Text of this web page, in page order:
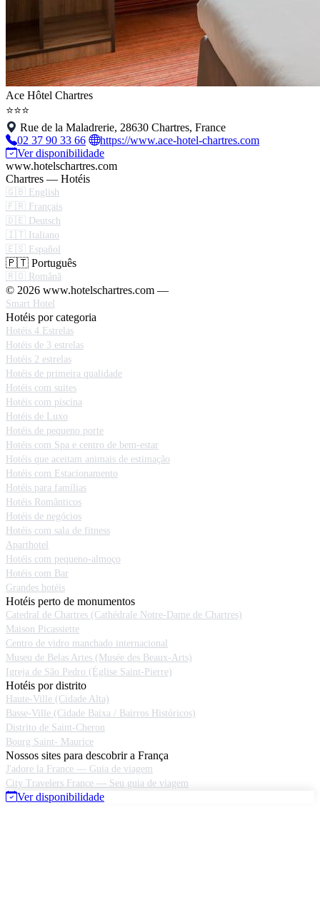
Ace Hôtel Chartres
⭐⭐⭐
Rue de la Maladrerie, 28630 Chartres, France
02 37 90 33 66
https://www.ace-hotel-chartres.com
Ver disponibilidade
www.hotelschartres.com
Chartres — Hotéis
🇬🇧 English
🇫🇷 Français
🇩🇪 Deutsch
🇮🇹 Italiano
🇪🇸 Español
🇵🇹 Português
🇷🇴 Română
© 2026 www.hotelschartres.com —
Smart Hotel
Hotéis por categoria
Hotéis 4 Estrelas
Hotéis de 3 estrelas
Hotéis 2 estrelas
Hotéis de primeira qualidade
Hotéis com suites
Hotéis com piscina
Hotéis de Luxo
Hotéis de pequeno porte
Hotéis com Spa e centro de bem-estar
Hotéis que aceitam animais de estimação
Hotéis com Estacionamento
Hotéis para famílias
Hotéis Românticos
Hotéis de negócios
Hotéis com sala de fitness
Aparthotel
Hotéis com pequeno-almoço
Hotéis com Bar
Grandes hotéis
Hotéis perto de monumentos
Catedral de Chartres (Cathédrale Notre-Dame de Chartres)
Maison Picassiette
Centro de vidro manchado internacional
Museu de Belas Artes (Musée des Beaux-Arts)
Igreja de São Pedro (Église Saint-Pierre)
Hotéis por distrito
Haute-Ville (Cidade Alta)
Basse-Ville (Cidade Baixa / Bairros Históricos)
Distrito de Saint-Cheron
Bourg Saint- Maurice
Nossos sites para descobrir a França
J'adore la France — Guia de viagem
City Travelers France — Seu guia de viagem
Ver disponibilidade